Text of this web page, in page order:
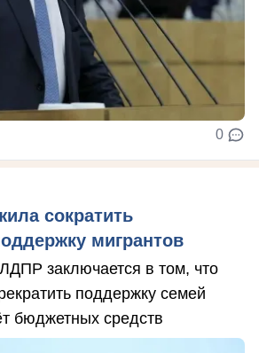
0
сократить
мигрантов
заключается в том, что
поддержку семей
бюджетных средств